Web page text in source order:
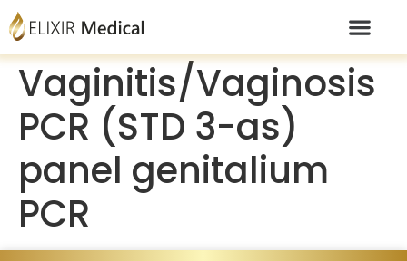
Vaginitis/Vaginosis
PCR (STD 3-as)
panel genitalium
PCR